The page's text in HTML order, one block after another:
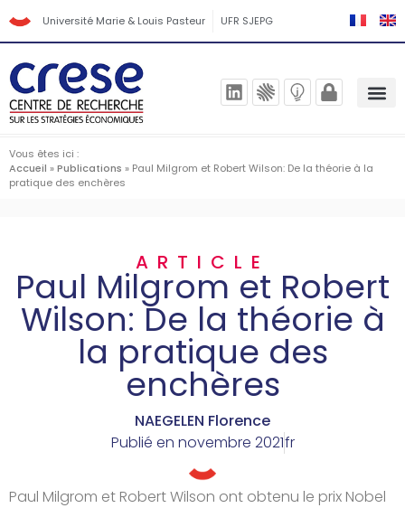
Université Marie & Louis Pasteur UFR SJEPG
Vous êtes ici :
Accueil »Publications » Paul Milgrom et Robert Wilson: De la théorie à la
pratique des enchères
ARTICLE
Paul Milgrom et Robert
Wilson: De la théorie à
la pratique des
enchères
NAEGELEN Florence
Publié en novembre 2021fr
Paul Milgrom et Robert Wilson ont obtenu le prix Nobel